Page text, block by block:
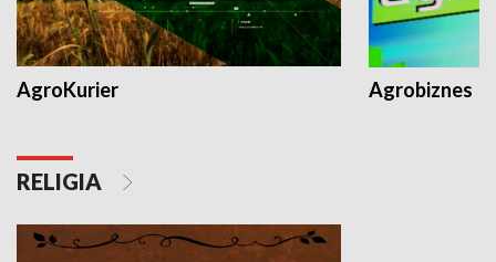
AgroKurier Agrobiznes
RELIGIA